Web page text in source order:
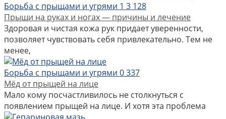
Борьба с прыщами и угрями 1 3 128
Прыщи на руках и ногах — причины и лечение
Здоровая и чистая кожа рук придает уверенности,
позволяет чувствовать себя привлекательно. Тем не
менее,
Борьба с прыщами и угрями 0337
Мёд от прыщей на лице
Мало кому посчастливилось не столкнуться с
появлением прыщей на лице. И хотя эта проблема